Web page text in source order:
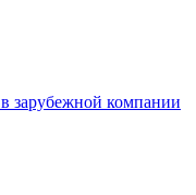
зарубежной компании